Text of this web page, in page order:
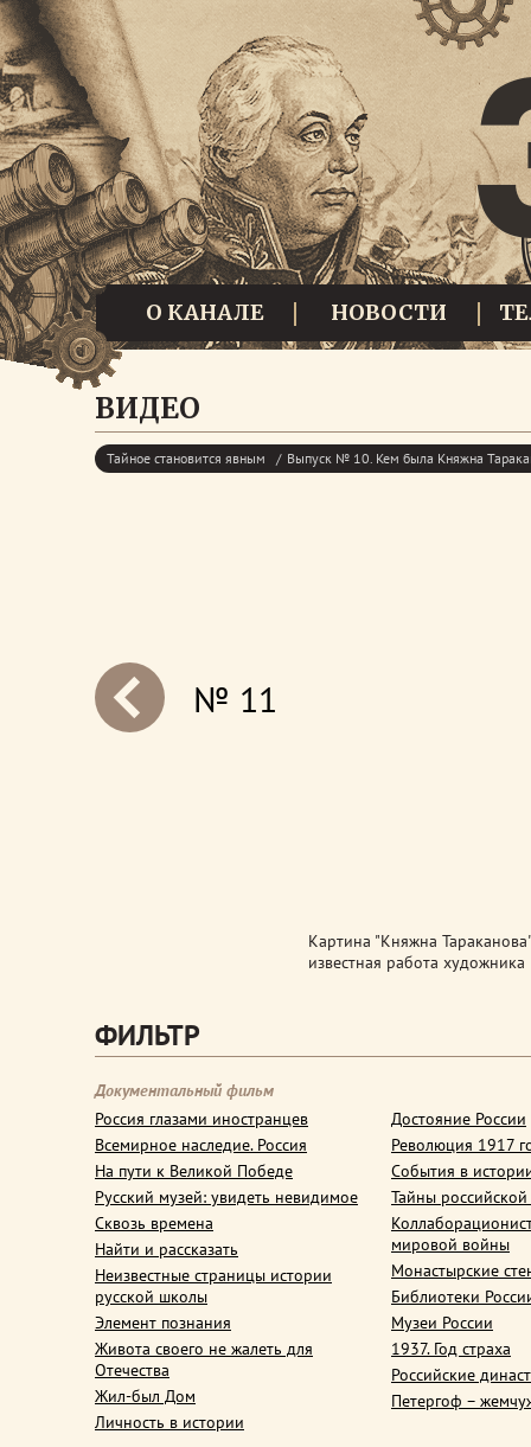
О КАНАЛЕ НОВОСТИ
ВИДЕО
Тайное становится явным Выпуск № 10. Кем была Княжна
№ 11
Картина "Княжна
известная работа
ФИЛЬТР
Документальный фильм
Россия глазами иностранцев
Всемирное наследие. Россия
На пути к Великой Победе
Русский музей: увидеть невидимое
Сквозь времена
Найти и рассказать
Неизвестные страницы истории
русской школы
Элемент познания
Живота своего не жалеть для
Отечества
Жил-был Дом
Личность в истории
Достояние России
Революция 1917
События в
Тайны
мировой войны
Монастырские
Библиотеки
Музеи России
1937. Год страха
Российские
Петергоф –